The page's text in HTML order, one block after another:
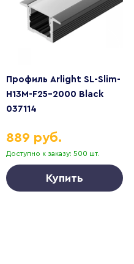
Профиль Arlight SL-Slim-
H13M-F25-2000 Black
037114
Доступно к заказу: 500 шт.
889 руб.
Купить